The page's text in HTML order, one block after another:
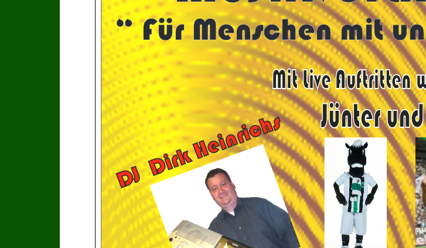
“ Für Menschen mit
DJ Dirk Heinrichs
Mit Live Auftritten
BeispielJünter